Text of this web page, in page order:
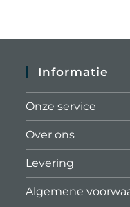
Informatie
Onze service
Over ons
Levering
Algemene